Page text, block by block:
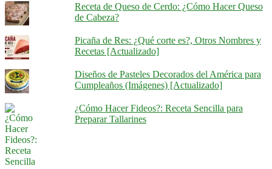
Receta de Queso de Cerdo: ¿Cómo Hacer Queso
de Cabeza?
Picaña de Res: ¿Qué corte es?, Otros Nombres y
Recetas [Actualizado]
Diseños de Pasteles Decorados del América para
Cumpleaños (Imágenes) [Actualizado]
¿Cómo Hacer Fideos?: Receta Sencilla para
Preparar Tallarines